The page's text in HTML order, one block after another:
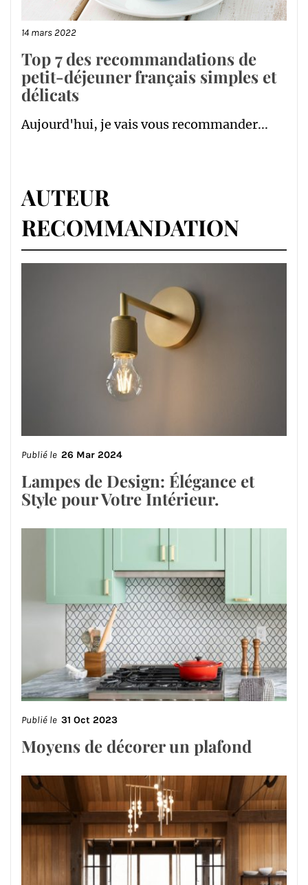
14 mars 2022
Top 7 des recommandations de
petit-déjeuner français simples et
délicats
Aujourd'hui, je vais vous recommander...
AUTEUR
RECOMMANDATION
Publié le 26 Mar 2024
Lampes de Design: Élégance et
Style pour Votre Intérieur.
Publié le 31 Oct 2023
Moyens de décorer un plafond